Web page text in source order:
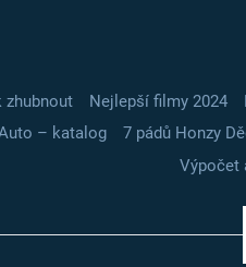
zhubnout Nejlepší filmy 2024
– katalog
7 pádů Honzy
Výpočet